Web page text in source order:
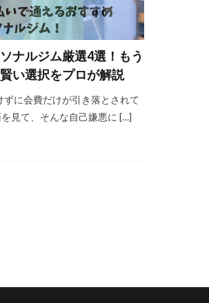
ナルジム厳選4選！もう
い選択をプロが解説
ずに会費だけが引き落とされて
見て、そんな自己嫌悪に […]